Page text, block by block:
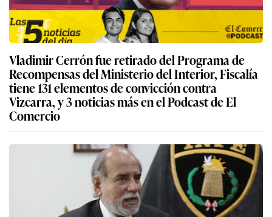
Vladimir Cerrón fue retirado del Programa de
Recompensas del Ministerio del Interior, Fiscalía
tiene 131 elementos de convicción contra
Vizcarra, y 3 noticias más en el Podcast de El
Comercio